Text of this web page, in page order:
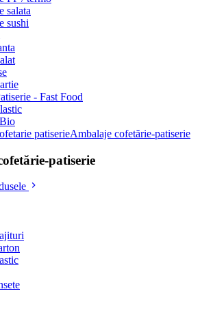
salata
sushi
- Fast Food
Ambalaje cofetărie-patiserie
patiserie